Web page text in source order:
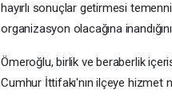
hayırlı sonuçlar getirmesi
organizasyon olacağına
Ömeroğlu, birlik ve beraberlik
Cumhur İttifakı'nın ilçeye hizmet